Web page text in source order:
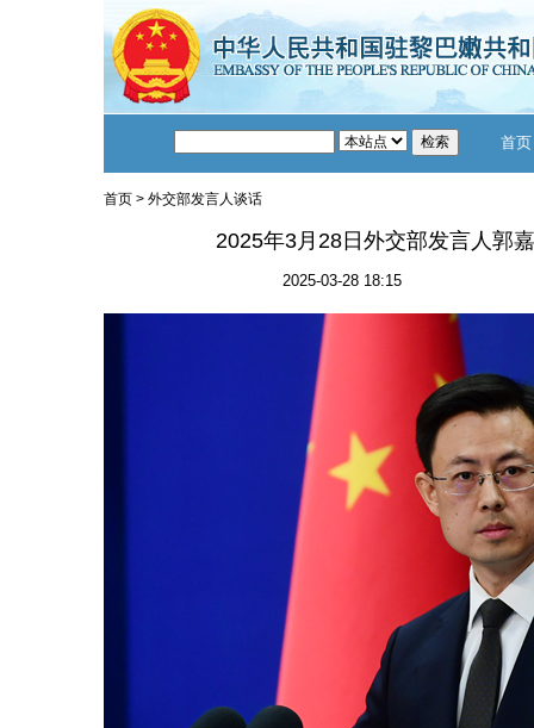
首页
首页> 外交部发言人谈话
2025年3月28日外交部发言人郭
2025-03-28 18:15